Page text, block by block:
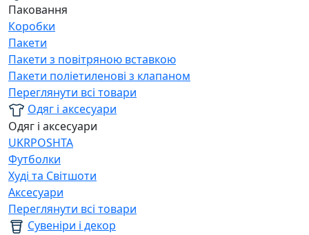
Паковання
Коробки
Пакети
Пакети з повітряною вставкою
Пакети поліетиленові з клапаном
Переглянути всі товари
Одяг і аксесуари
Одяг і аксесуари
UKRPOSHTA
Футболки
Худі та Світшоти
Аксесуари
Переглянути всі товари
Сувеніри і декор